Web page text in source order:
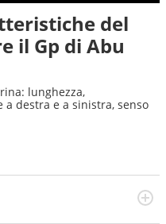
del
il Gp di Abu
lunghezza,
a destra e a sinistra, senso